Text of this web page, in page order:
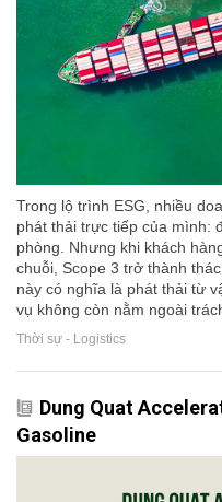
Trong lộ trình ESG, nhiều
phát thải trực tiếp của mình:
phòng. Nhưng khi khách
chuỗi, Scope 3 trở thành
này có nghĩa là phát thải từ
vụ không còn nằm ngoài
Thời sự - Logistics
Dung Quat
Gasoline